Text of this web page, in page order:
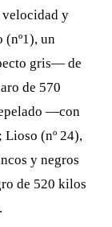
velocidad y
(nº1), un
gris— de
de 570
—con
(nº 24),
y negros
de 520 kilos